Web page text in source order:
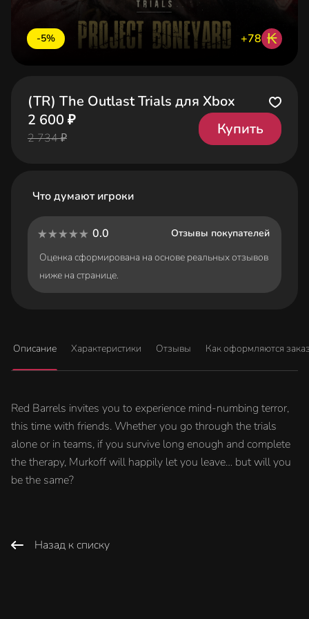
-5% +78 ₭
(TR) The Outlast Trials для Xbox
2 600 ₽
2 734 ₽
Купить
Что думают игроки
0.0
Отзывы покупателей
Оценка сформирована на основе реальных отзывов
ниже на странице.
Описание Характеристики Отзывы Как оформляются
Red Barrels invites you to experience mind-numbing terror,
this time with friends. Whether you go through the trials
alone or in teams, if you survive long enough and complete
the therapy, Murkoff will happily let you leave… but will you
be the same?
Назад к списку